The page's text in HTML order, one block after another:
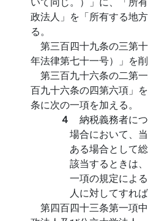
政法人」を「所有する地
る。
第三百四十九条の三第
年法律第七十一号）」を削
第三百九十六条の二第
百九十六条の四第六項」
条に次の一項を加える。
４ 納税義務者に
場合において、
ある場合として
該当するときは
一項の規定によ
人に対してすれば
第四百四十三条第一項